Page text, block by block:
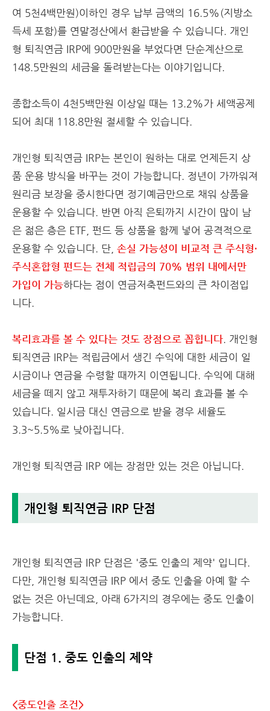
여 5천4백만원)이하인 경우 납부 금액의 16.5%(지방소
득세 포함)를 연말정산에서 환급받을 수 있습니다. 개인
형 퇴직연금 IRP에 900만원을 부었다면 단순계산으로
148.5만원의 세금을 돌려받는다는 이야기입니다.
종합소득이 4천5백만원 이상일 때는 13.2%가 세액공제
되어 최대 118.8만원 절세할 수 있습니다.
개인형 퇴직연금 IRP는 본인이 원하는 대로 언제든지 상
품 운용 방식을 바꾸는 것이 가능합니다. 정년이 가까워져
원리금 보장을 중시한다면 정기예금만으로 채워 상품을
운용할 수 있습니다. 반면 아직 은퇴까지 시간이 많이 남
은 젊은 층은 ETF, 펀드 등 상품을 함께 넣어 공격적으로
운용할 수 있습니다. 단, 손실 가능성이 비교적 큰 주식형·
주식혼합형 펀드는 전체 적립금의 70% 범위 내에서만
가입이 가능하다는 점이 연금저축펀드와의 큰 차이점입
니다.
복리효과를 볼 수 있다는 것도 장점으로 꼽힙니다 . 개인형
퇴직연금 IRP는 적립금에서 생긴 수익에 대한 세금이 일
시금이나 연금을 수령할 때까지 이연됩니다. 수익에 대해
세금을 떼지 않고 재투자하기 때문에 복리 효과를 볼 수
있습니다. 일시금 대신 연금으로 받을 경우 세율도
3.3~5.5%로 낮아집니다.
개인형 퇴직연금 IRP 에는 장점만 있는 것은 아닙니다.
개인형 퇴직연금 IRP 단점
개인형 퇴직연금 IRP 단점은 '중도 인출의 제약' 입니다.
다만, 개인형 퇴직연금 IRP 에서 중도 인출을 아예 할 수
없는 것은 아닌데요, 아래 6가지의 경우에는 중도 인출이
가능합니다.
단점 1. 중도 인출의 제약
<중도인출 조건>